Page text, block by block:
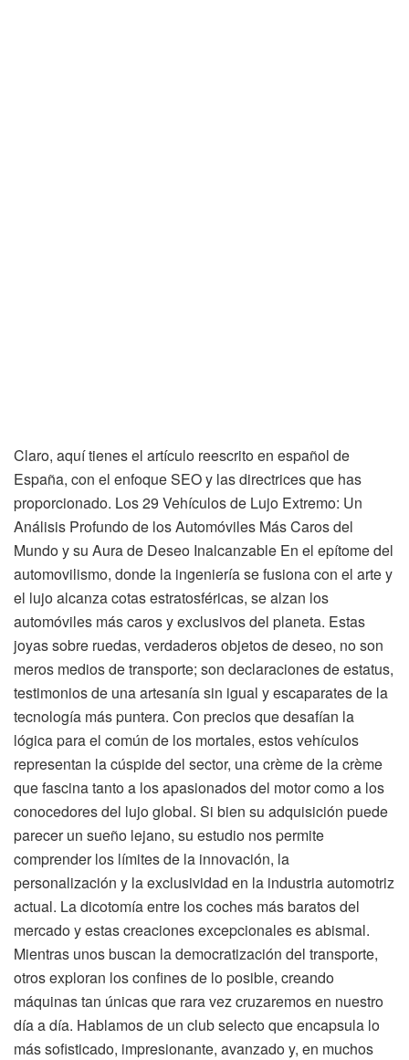
Claro, aquí tienes el artículo reescrito en español de
España, con el enfoque SEO y las directrices que has
proporcionado. Los 29 Vehículos de Lujo Extremo: Un
Análisis Profundo de los Automóviles Más Caros del
Mundo y su Aura de Deseo Inalcanzable En el epítome del
automovilismo, donde la ingeniería se fusiona con el arte y
el lujo alcanza cotas estratosféricas, se alzan los
automóviles más caros y exclusivos del planeta. Estas
joyas sobre ruedas, verdaderos objetos de deseo, no son
meros medios de transporte; son declaraciones de estatus,
testimonios de una artesanía sin igual y escaparates de la
tecnología más puntera. Con precios que desafían la
lógica para el común de los mortales, estos vehículos
representan la cúspide del sector, una crème de la crème
que fascina tanto a los apasionados del motor como a los
conocedores del lujo global. Si bien su adquisición puede
parecer un sueño lejano, su estudio nos permite
comprender los límites de la innovación, la
personalización y la exclusividad en la industria automotriz
actual. La dicotomía entre los coches más baratos del
mercado y estas creaciones excepcionales es abismal.
Mientras unos buscan la democratización del transporte,
otros exploran los confines de lo posible, creando
máquinas tan únicas que rara vez cruzaremos en nuestro
día a día. Hablamos de un club selecto que encapsula lo
más sofisticado, impresionante, avanzado y, en muchos